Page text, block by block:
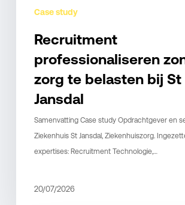
Case study
Recruitment
professionaliseren
zorg te belasten bij St
Jansdal
Samenvatting Case study Opdrachtgever en
Ziekenhuis St Jansdal, Ziekenhuiszorg.
expertises: Recruitment Technologie,…
20/07/2026